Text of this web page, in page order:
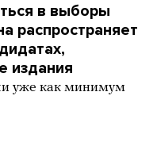
в выборы
распространяет
издания
уже как минимум